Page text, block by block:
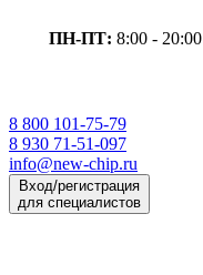
ПН-ПТ: 8:00 - 20:00
8 800 101-75-79
8 930 71-51-097
info@new-chip.ru
Вход/регистрация
для специалистов